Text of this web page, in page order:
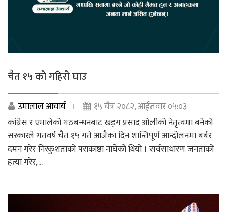
चैत १५ को गहिरो घाउ
उमालाल आचार्य
१५ चैत्र २०८२, आईतवार ०५:०३
कांग्रेस र एमालेको गठबन्धनबाट खड्ग प्रसाद ओलीको नेतृत्वमा बनेको
सरकारले गतवर्ष चैत १५ गते आजैका दिन शान्तिपूर्ण आन्दोलनमा बर्बर
दमन गरेर निरंकुशताको पराकाष्ठा नाघेको थियो । सर्वसाधारण जनताको
हत्या गरेर,...